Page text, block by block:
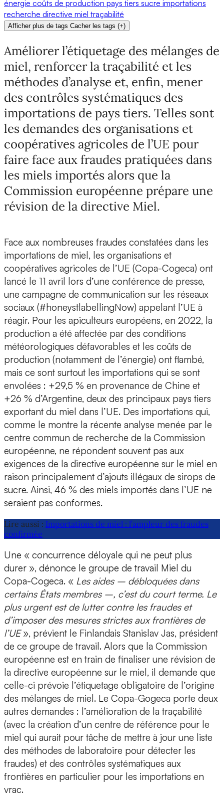
énergie coûts de production pays tiers sucre importations
recherche directive miel traçabilité
Afficher plus de tags Cacher les tags (+)
Améliorer l’étiquetage des mélanges de
miel, renforcer la traçabilité et les
méthodes d’analyse et, enfin, mener
des contrôles systématiques des
importations de pays tiers. Telles sont
les demandes des organisations et
coopératives agricoles de l’UE pour
faire face aux fraudes pratiquées dans
les miels importés alors que la
Commission européenne prépare une
révision de la directive Miel.
Face aux nombreuses fraudes constatées dans les
importations de miel, les organisations et
coopératives agricoles de l’UE (Copa-Cogeca) ont
lancé le 11 avril lors d’une conférence de presse,
une campagne de communication sur les réseaux
sociaux (#honeystlabellingNow) appelant l’UE à
réagir. Pour les apiculteurs européens, en 2022, la
production a été affectée par des conditions
météorologiques défavorables et les coûts de
production (notamment de l’énergie) ont flambé,
mais ce sont surtout les importations qui se sont
envolées : +29,5 % en provenance de Chine et
+26 % d’Argentine, deux des principaux pays tiers
exportant du miel dans l’UE. Des importations qui,
comme le montre la récente analyse menée par le
centre commun de recherche de la Commission
européenne, ne répondent souvent pas aux
exigences de la directive européenne sur le miel en
raison principalement d’ajouts illégaux de sirops de
sucre. Ainsi, 46 % des miels importés dans l’UE ne
seraient pas conformes.
Lire aussi : Importations de miel : l’ampleur des fraudes
confirmée
Une « concurrence déloyale qui ne peut plus
durer », dénonce le groupe de travail Miel du
Copa-Cogeca. « Les aides – débloquées dans
certains États membres –, c’est du court terme. Le
plus urgent est de lutter contre les fraudes et
d’imposer des mesures strictes aux frontières de
l’UE», prévient le Finlandais Stanislav Jas, président
de ce groupe de travail. Alors que la Commission
européenne est en train de finaliser une révision de
la directive européenne sur le miel, il demande que
celle-ci prévoie l’étiquetage obligatoire de l’origine
des mélanges de miel. Le Copa-Gogeca porte deux
autres demandes : l’amélioration de la traçabilité
(avec la création d’un centre de référence pour le
miel qui aurait pour tâche de mettre à jour une liste
des méthodes de laboratoire pour détecter les
fraudes) et des contrôles systématiques aux
frontières en particulier pour les importations en
vrac.